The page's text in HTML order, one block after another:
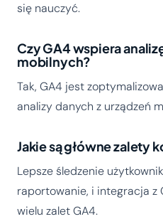
się nauczyć.
Czy GA4 wspiera
mobilnych?
Tak, GA4 jest
analizy danych z urządzeń
Jakie są główne zalety
Lepsze śledzenie
raportowanie, i integracja z
wielu zalet GA4.